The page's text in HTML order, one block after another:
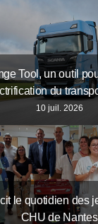
Tool, un outil
du
10 juil. 2026
le quotidien des
CHU de Nantes